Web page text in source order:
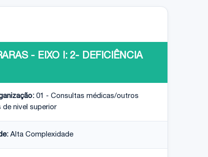
- EIXO I: 2- DEFICIÊNCIA
01 - Consultas médicas/outros
nivel superior
Alta Complexidade